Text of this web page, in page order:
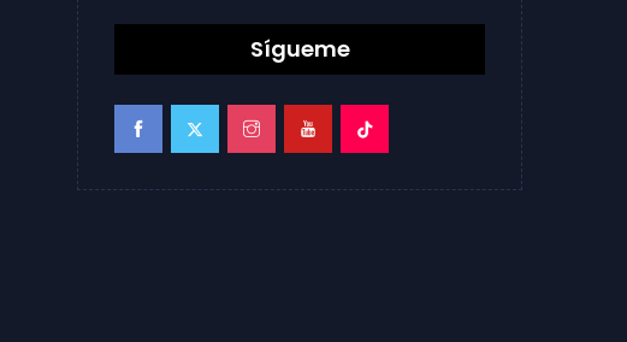
Sígueme